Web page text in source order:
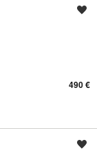
490 €